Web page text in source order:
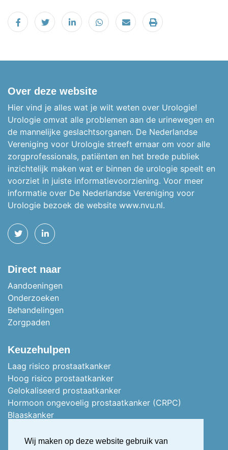
Wij maken op deze website gebruik van
Delen op Facebook
Tweet Delen op LinkedIn
Delen op WhatsApp
Email Printen
Over deze website
Hier vind je alles wat je wilt weten over Urologie!
Urologie omvat alle problemen aan de urinewegen en
de mannelijke geslachtsorganen. De Nederlandse
Vereniging voor Urologie streeft ernaar om voor alle
zorgprofessionals, patiënten en het brede publiek
inzichtelijk maken wat er binnen de urologie speelt en
voorziet in juiste informatievoorziening. Voor meer
informatie over De Nederlandse Vereniging voor
Urologie bezoek de website www.nvu.nl.
TWITTERLINKEDIN
Direct naar
Aandoeningen
Onderzoeken
Behandelingen
Zorgpaden
Keuzehulpen
Laag risico prostaatkanker
Hoog risico prostaatkanker
Gelokaliseerd prostaatkanker
Hormoon ongevoelig prostaatkanker (CRPC)
Blaaskanker
Nierkanker